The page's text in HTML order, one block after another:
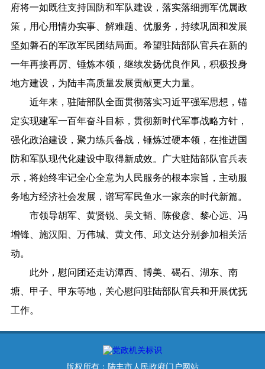
府将一如既往支持国防和军队建设，落实落细拥军优属政
策，用心用情办实事、解难题、优服务，持续巩固和发展
坚如磐石的军政军民团结局面。希望驻陆部队官兵在新的
一年再接再厉、锤炼本领，继续发扬优良作风，积极投身
地方建设，为陆丰高质量发展贡献更大力量。
近年来，驻陆部队全面贯彻落实习近平强军思想，锚
定实现建军一百年奋斗目标，贯彻新时代军事战略方针，
强化政治建设，聚力练兵备战，锤炼过硬本领，在推进国
防和军队现代化建设中取得新成效。广大驻陆部队官兵表
示，将始终牢记全心全意为人民服务的根本宗旨，主动服
务地方经济社会发展，谱写军民鱼水一家亲的时代新篇。
市领导胡军、黄贤锐、吴文韬、陈俊彦、黎心远、冯
增锋、施汉阳、万伟城、黄文伟、邱文达分别参加相关活
动。
此外，慰问团还走访潭西、博美、碣石、湖东、南
塘、甲子、甲东等地，关心慰问驻陆部队官兵和开展优抚
工作。
版权所有：陆丰市人民政府门户网站